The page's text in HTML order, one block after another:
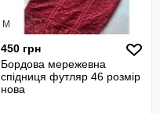
M
450 грн
Бордова мережевна
спідниця футляр 46 розмір
нова